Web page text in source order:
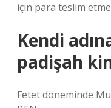
için para teslim
Kendi
padişah
Fetet döneminde